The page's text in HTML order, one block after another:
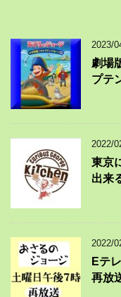
2023/
劇場
プテ
2022/
東京
出来
2022/
Eテ
再放